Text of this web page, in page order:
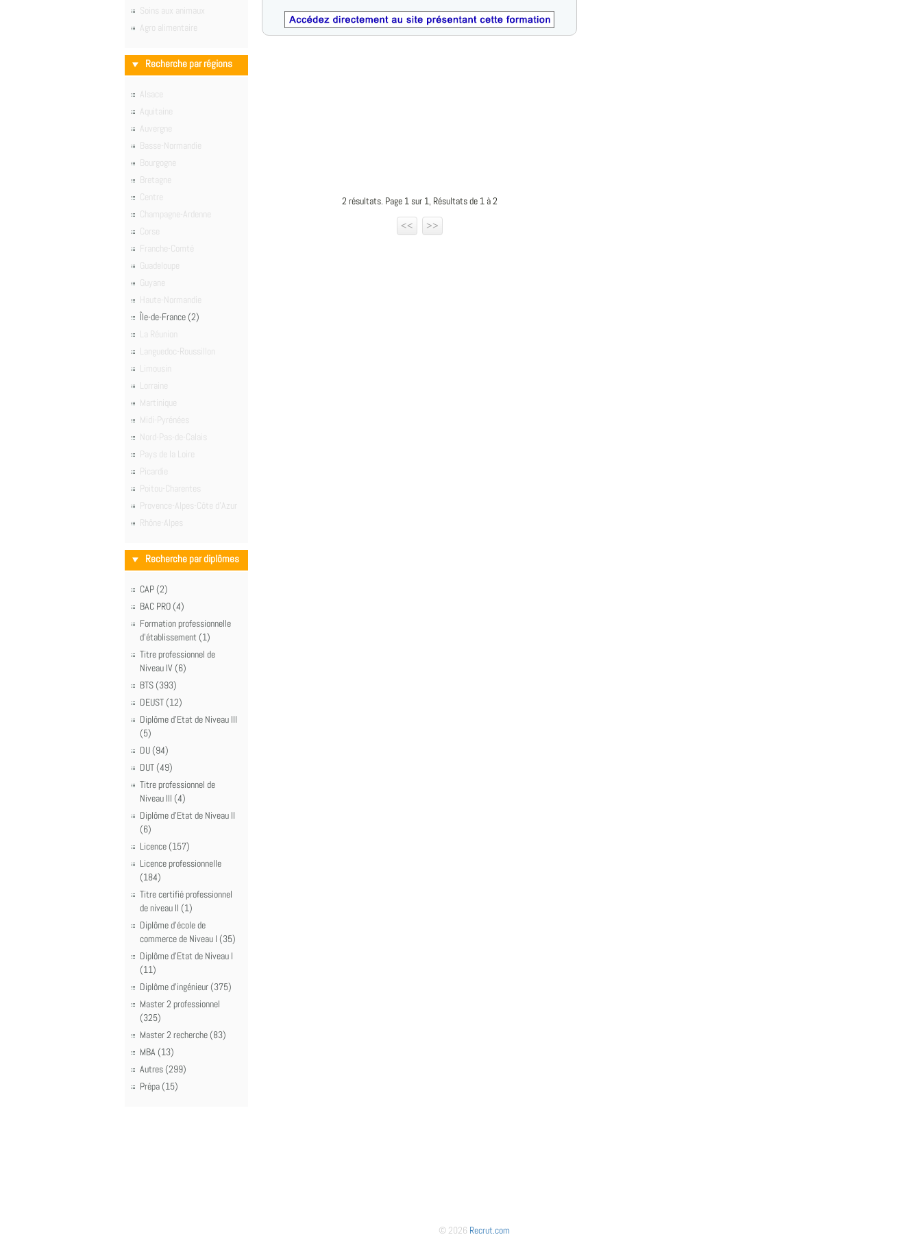
Soins aux animaux
Agro alimentaire
Recherche par régions
Alsace
Aquitaine
Auvergne
Basse-Normandie
Bourgogne
Bretagne
Centre
Champagne-Ardenne
Corse
Franche-Comté
Guadeloupe
Guyane
Haute-Normandie
Île-de-France (2)
La Réunion
Languedoc-Roussillon
Limousin
Lorraine
Martinique
Midi-Pyrénées
Nord-Pas-de-Calais
Pays de la Loire
Picardie
Poitou-Charentes
Provence-Alpes-Côte d'Azur
Rhône-Alpes
Recherche par diplômes
CAP (2)
BAC PRO (4)
Formation professionnelle
d'établissement (1)
Titre professionnel de
Niveau IV (6)
BTS (393)
DEUST (12)
Diplôme d'Etat de Niveau III
(5)
DU (94)
DUT (49)
Titre professionnel de
Niveau III (4)
Diplôme d'Etat de Niveau II
(6)
Licence (157)
Licence professionnelle
(184)
Titre certifié professionnel
de niveau II (1)
Diplôme d'école de
commerce de Niveau I (35)
Diplôme d'Etat de Niveau I
(11)
Diplôme d'ingénieur (375)
Master 2 professionnel
(325)
Master 2 recherche (83)
MBA (13)
Autres (299)
Prépa (15)
2 résultats. Page 1 sur 1, Résultats de 1 à 2
<<
>>
© 2026 Recrut.com